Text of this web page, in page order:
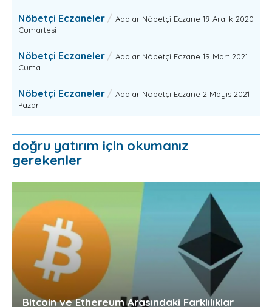
Nöbetçi Eczaneler
Adalar Nöbetçi Eczane 19 Aralık 2020
Cumartesi
Nöbetçi Eczaneler
Adalar Nöbetçi Eczane 19 Mart 2021
Cuma
Nöbetçi Eczaneler
Adalar Nöbetçi Eczane 2 Mayıs 2021
Pazar
doğru yatırım için okumanız
gerekenler
Bitcoin ve Ethereum Arasındaki Farklılıklar